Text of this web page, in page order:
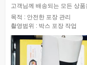
고객님께 배송되는 모든 상
목적 : 안전한 포장 관리
촬영범위 : 박스 포장 작업